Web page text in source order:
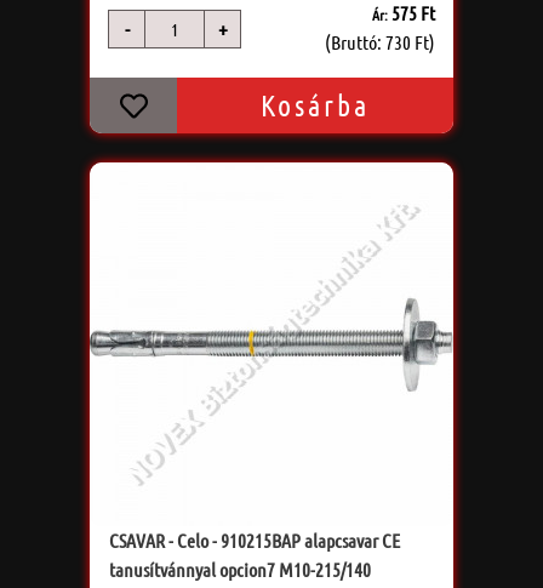
- +
Ár: 575 Ft
(Bruttó: 730 Ft)
Kosárba
CSAVAR - Celo - 910215BAP alapcsavar CE
tanusítvánnyal opcion7 M10-215/140